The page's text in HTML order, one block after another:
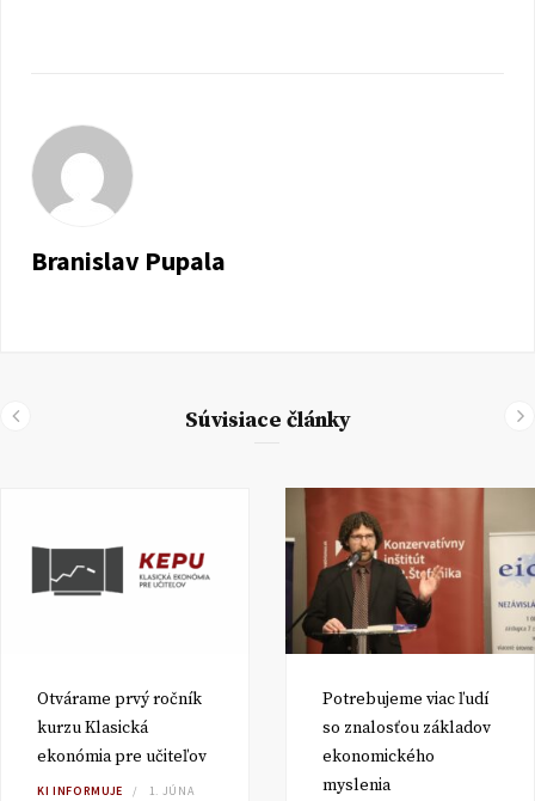
Branislav Pupala
Súvisiace články
Otvárame prvý ročník
kurzu Klasická
ekonómia pre učiteľov
KI INFORMUJE
1. JÚNA
Potrebujeme viac ľudí
so znalosťou základov
ekonomického
myslenia